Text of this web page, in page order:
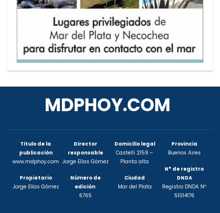
MDPHOY.COM
Titulo de la
publicación
www.mdphoy.com
Propietario
Jorge Elías Gómez
Director
responsable
Jorge Elías Gómez
Número de
edición
6765
Domicilio legal
Castelli 2159 –
Planta alta
Ciudad
Mar del Plata
Provincia
Buenos Aires
N° de registro
DNDA
Registro DNDA Nº
51014176